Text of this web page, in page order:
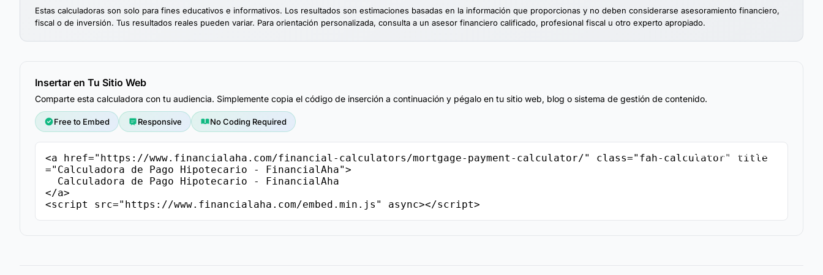
Estas calculadoras son solo para fines educativos e informativos. Los resultados son estimaciones basadas en la información que proporcionas y no deben considerarse asesoramiento financiero,
fiscal o de inversión. Tus resultados reales pueden variar. Para orientación personalizada, consulta a un asesor financiero calificado, profesional fiscal u otro experto apropiado.
Insertar en Tu Sitio Web
Comparte esta calculadora con tu audiencia. Simplemente copia el código de inserción a continuación y pégalo en tu sitio web, blog o sistema de gestión de contenido.
Free to Embed Responsive No Coding Required
<a href="https://www.financialaha.com/financial-calculators/mortgage-payment-calculator/" class="fah-calculator" title
="Calculadora de Pago Hipotecario - FinancialAha">
</a>
<script src="https://www.financialaha.com/embed.min.js" async></script>
Copiar Código de Inserción